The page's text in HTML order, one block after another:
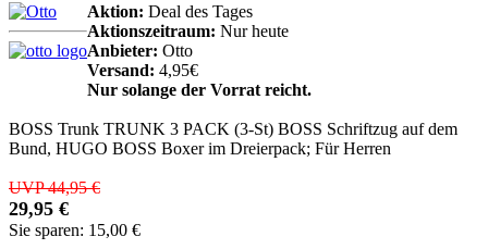
Aktion: Deal des Tages
Aktionszeitraum: Nur heute
Anbieter: Otto
Versand: 4,95€
Nur solange der Vorrat reicht.
BOSS Trunk TRUNK 3 PACK (3-St) BOSS Schriftzug auf dem
Bund, HUGO BOSS Boxer im Dreierpack; Für Herren
UVP 44,95 €
29,95 €
Sie sparen: 15,00 €